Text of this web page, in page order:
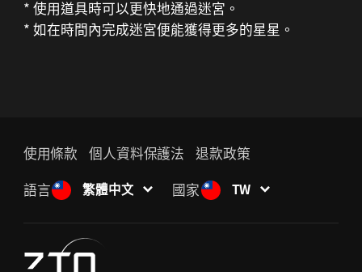
* 使用道具時可以更快地通過迷宮。
* 如在時間內完成迷宮便能獲得更多的星星。
使用條款 個人資料保護法
退款政策
語言
繁體中文 國家 TW